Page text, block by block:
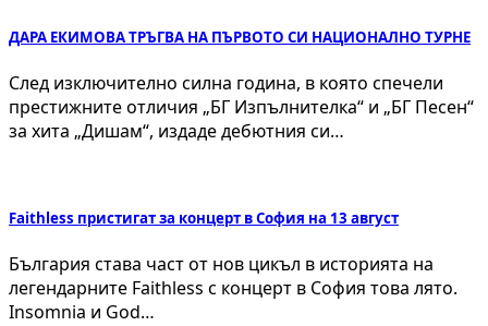
ДАРА ЕКИМОВА ТРЪГВА НА ПЪРВОТО СИ НАЦИОНАЛНО ТУРНЕ
След изключително силна година, в която спечели
престижните отличия „БГ Изпълнителка“ и „БГ Песен“
за хита „Дишам“, издаде дебютния си…
Faithless пристигат за концерт в София на 13 август
България става част от нов цикъл в историята на
легендарните Faithless с концерт в София това лято.
Insomnia и God…